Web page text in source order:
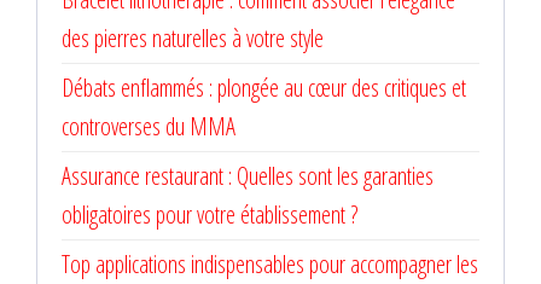
des pierres naturelles à votre style
Débats enflammés : plongée au cœur des critiques et
controverses du MMA
Assurance restaurant : Quelles sont les garanties
obligatoires pour votre établissement ?
Top applications indispensables pour accompagner les